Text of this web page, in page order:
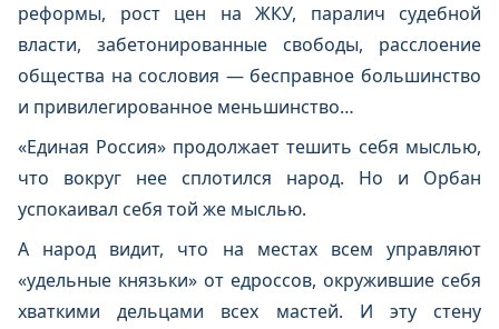
реформы, рост цен на ЖКУ, паралич судебной
власти, забетонированные свободы, расслоение
общества на сословия — бесправное большинство
и привилегированное меньшинство…
«Единая Россия» продолжает тешить себя мыслью,
что вокруг нее сплотился народ. Но и Орбан
успокаивал себя той же мыслью.
А народ видит, что на местах всем управляют
«удельные князьки» от едроссов, окружившие себя
хваткими дельцами всех мастей. И эту стену